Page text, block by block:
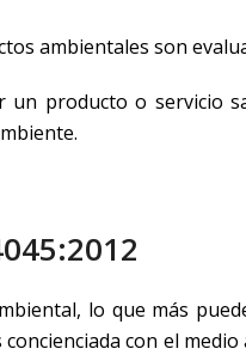
ambientales son
un producto o servicio
lo que más
concienciada con el